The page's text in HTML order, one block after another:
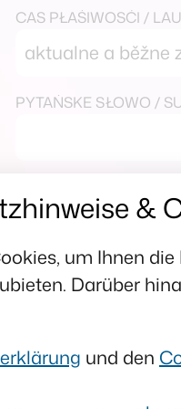
CAS PŁAŚIWOSĆI /
aktualne a běžne
PYTAŃSKE SŁOWO /
1.
Prědne
oktobera 2025
&
um Ihnen
Darüber
und den